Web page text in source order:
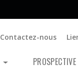
Contactez-nous
PROSPECTIVE